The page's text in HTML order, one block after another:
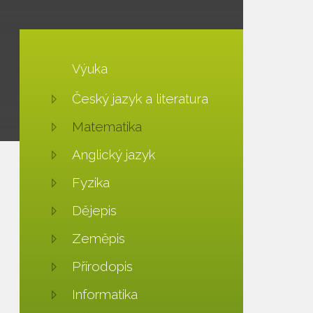
Výuka
Český jazyk a literatura
Matematika
Anglický jazyk
Fyzika
Dějepis
Zeměpis
Přírodopis
Informatika